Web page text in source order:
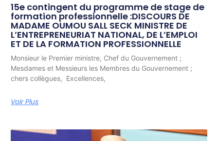
15e contingent du programme de stage de
formation professionnelle :DISCOURS DE
MADAME OUMOU SALL SECK MINISTRE DE
L’ENTREPRENEURIAT NATIONAL, DE L’EMPLOI
ET DE LA FORMATION PROFESSIONNELLE
Monsieur le Premier ministre, Chef du Gouvernement ;
Mesdames et Messieurs les Membres du Gouvernement ;
chers collègues, Excellences,
Voir Plus